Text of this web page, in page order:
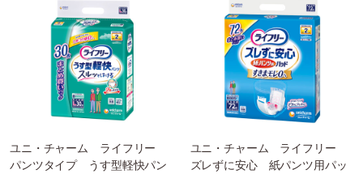
ユニ・チャーム ライフリー
パンツタイプ うす型軽快パン
ユニ・チャーム ライフリー
ズレずに安心 紙パンツ用パッ